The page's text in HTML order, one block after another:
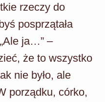
rzeczy do
posprzątała
ja…” –
że to wszystko
nie było, ale
porządku, córko,